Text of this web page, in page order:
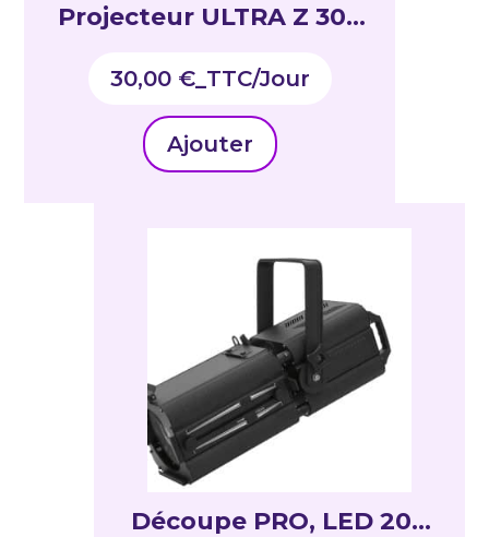
Projecteur ULTRA Z 300
30,00 €_TTC
Ajouter
Découpe PRO, LED 200